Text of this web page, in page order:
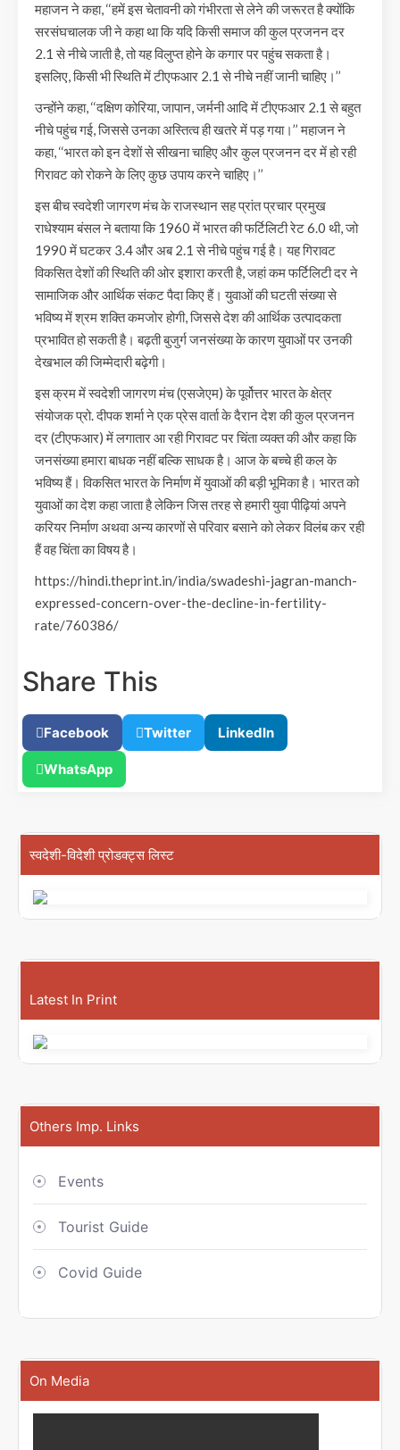
महाजन ने कहा, ‘‘हमें इस चेतावनी को गंभीरता से लेने की जरूरत है क्योंकि
सरसंघचालक जी ने कहा था कि यदि किसी समाज की कुल प्रजनन दर
2.1 से नीचे जाती है, तो यह विलुप्त होने के कगार पर पहुंच सकता है।
इसलिए, किसी भी स्थिति में टीएफआर 2.1 से नीचे नहीं जानी चाहिए।’’
उन्होंने कहा, ‘‘दक्षिण कोरिया, जापान, जर्मनी आदि में टीएफआर 2.1 से बहुत
नीचे पहुंच गई, जिससे उनका अस्तित्व ही खतरे में पड़ गया।’’ महाजन ने
कहा, ‘‘भारत को इन देशों से सीखना चाहिए और कुल प्रजनन दर में हो रही
गिरावट को रोकने के लिए कुछ उपाय करने चाहिए।’’
इस बीच स्वदेशी जागरण मंच के राजस्थान सह प्रांत प्रचार प्रमुख
राधेश्याम बंसल ने बताया कि 1960 में भारत की फर्टिलिटी रेट 6.0 थी, जो
1990 में घटकर 3.4 और अब 2.1 से नीचे पहुंच गई है। यह गिरावट
विकसित देशों की स्थिति की ओर इशारा करती है, जहां कम फर्टिलिटी दर ने
सामाजिक और आर्थिक संकट पैदा किए हैं। युवाओं की घटती संख्या से
भविष्य में श्रम शक्ति कमजोर होगी, जिससे देश की आर्थिक उत्पादकता
प्रभावित हो सकती है। बढ़ती बुजुर्ग जनसंख्या के कारण युवाओं पर उनकी
देखभाल की जिम्मेदारी बढ़ेगी।
इस क्रम में स्वदेशी जागरण मंच (एसजेएम) के पूर्वोत्तर भारत के क्षेत्र
संयोजक प्रो. दीपक शर्मा ने एक प्रेस वार्ता के दैरान देश की कुल प्रजनन
दर (टीएफआर) में लगातार आ रही गिरावट पर चिंता व्यक्त की और कहा कि
जनसंख्या हमारा बाधक नहीं बल्कि साधक है। आज के बच्चे ही कल के
भविष्य हैं। विकसित भारत के निर्माण में युवाओं की बड़ी भूमिका है। भारत को
युवाओं का देश कहा जाता है लेकिन जिस तरह से हमारी युवा पीढ़ियां अपने
करियर निर्माण अथवा अन्य कारणों से परिवार बसाने को लेकर विलंब कर रही
हैं वह चिंता का विषय है।
https://hindi.theprint.in/india/swadeshi-jagran-manch-
expressed-concern-over-the-decline-in-fertility-
rate/760386/
Share This
Facebook Twitter LinkedIn
WhatsApp
स्वदेशी-विदेशी प्रोडक्ट्स लिस्ट
Latest In Print
Others Imp. Links
Events
Tourist Guide
Covid Guide
On Media